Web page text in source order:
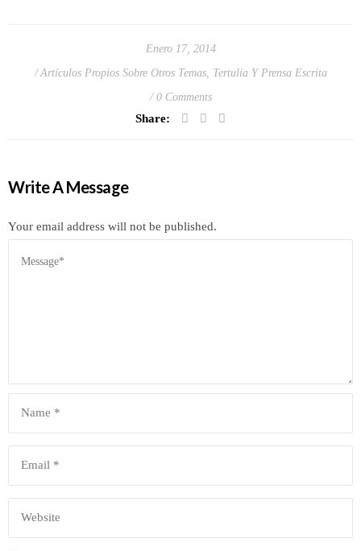
Enero 17, 2014
Artículos Propios Sobre Otros Temas, Tertulia Y Prensa Escrita
0 Comments
Share:
Write A Message
Your email address will not be published.